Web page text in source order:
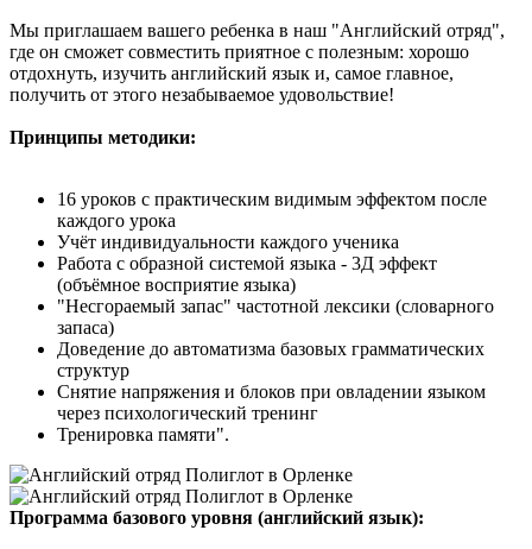
Мы приглашаем вашего ребенка в наш "Английский отряд",
где он сможет совместить приятное с полезным: хорошо
отдохнуть, изучить английский язык и, самое главное,
получить от этого незабываемое удовольствие!
Принципы методики:
16 уроков с практическим видимым эффектом после
каждого урока
Учёт индивидуальности каждого ученика
Работа с образной системой языка - 3Д эффект
(объёмное восприятие языка)
"Несгораемый запас" частотной лексики (словарного
запаса)
Доведение до автоматизма базовых грамматических
структур
Снятие напряжения и блоков при овладении языком
через психологический тренинг
Тренировка памяти".
Программа базового уровня (английский язык):